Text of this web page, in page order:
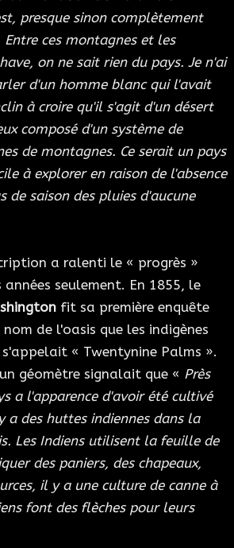
presque sinon complètement
Entre ces montagnes et les
on ne sait rien du pays. Je n'ai
d'un homme blanc qui l'avait
à croire qu'il s'agit d'un désert
composé d'un système de
de montagnes. Ce serait un pays
à explorer en raison de l'absence
de saison des pluies d'aucune
a ralenti le « progrès »
seulement. En 1855, le
fit sa première enquête
de l'oasis que les indigènes
« Twentynine Palms ».
géomètre signalait que « Près
a l'apparence d'avoir été cultivé
a des huttes indiennes dans la
Les Indiens utilisent la feuille de
des paniers, des chapeaux,
il y a une culture de canne à
font des flèches pour leurs